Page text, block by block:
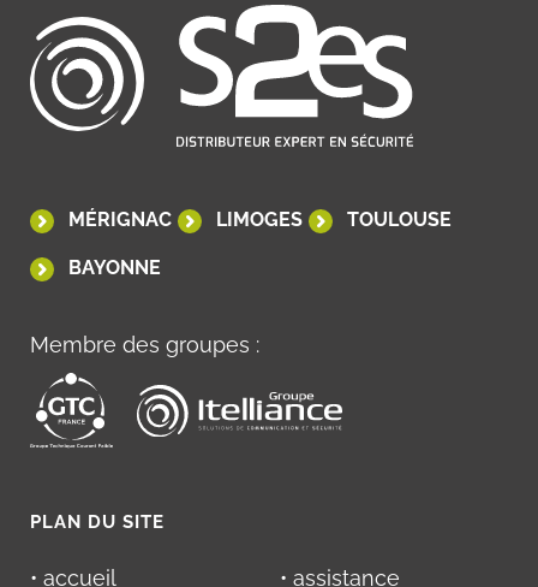
MÉRIGNAC LIMOGES TOULOUSE
BAYONNE
Membre des groupes :
PLAN DU SITE
• accueil
• assistance